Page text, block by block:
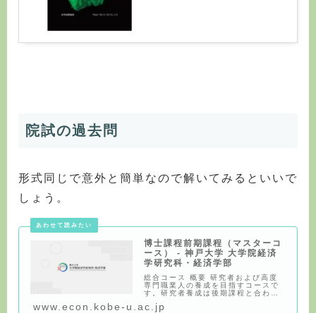
院試の過去問
形式同じで意外と簡単なので解いてみるといいで
しょう。
博士課程前期課程（マスターコ
ース） - 神戸大学 大学院経済
学研究科・経済学部
総合コース 概要 研究者および高度
専門職業人の養成を目指すコースで
す。研究者養成は後期課程と合わせ
www.econ.kobe-u.ac.jp